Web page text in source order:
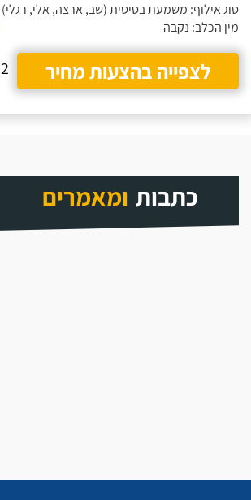
סוג אילוף: משמעת בסיסית (שב, ארצה, אלי, רגלי)
מין הכלב: נקבה
לצפייה בהצעות מחיר
2 הצעות מחיר
כתבות ומאמרים